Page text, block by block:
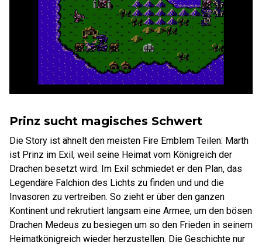
Prinz sucht magisches Schwert
Die Story ist ähnelt den meisten Fire Emblem Teilen: Marth
ist Prinz im Exil, weil seine Heimat vom Königreich der
Drachen besetzt wird. Im Exil schmiedet er den Plan, das
Legendäre Falchion des Lichts zu finden und und die
Invasoren zu vertreiben. So zieht er über den ganzen
Kontinent und rekrutiert langsam eine Armee, um den bösen
Drachen Medeus zu besiegen um so den Frieden in seinem
Heimatkönigreich wieder herzustellen. Die Geschichte nur